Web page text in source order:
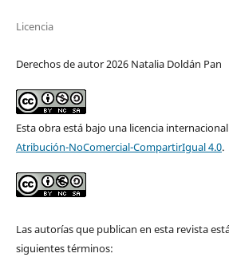
Licencia
Derechos de autor 2026 Natalia Doldán Pan
Esta obra está bajo una licencia internacional
Atribución-NoComercial-CompartirIgual 4.0.
Las autorías que publican en esta revista
siguientes términos: